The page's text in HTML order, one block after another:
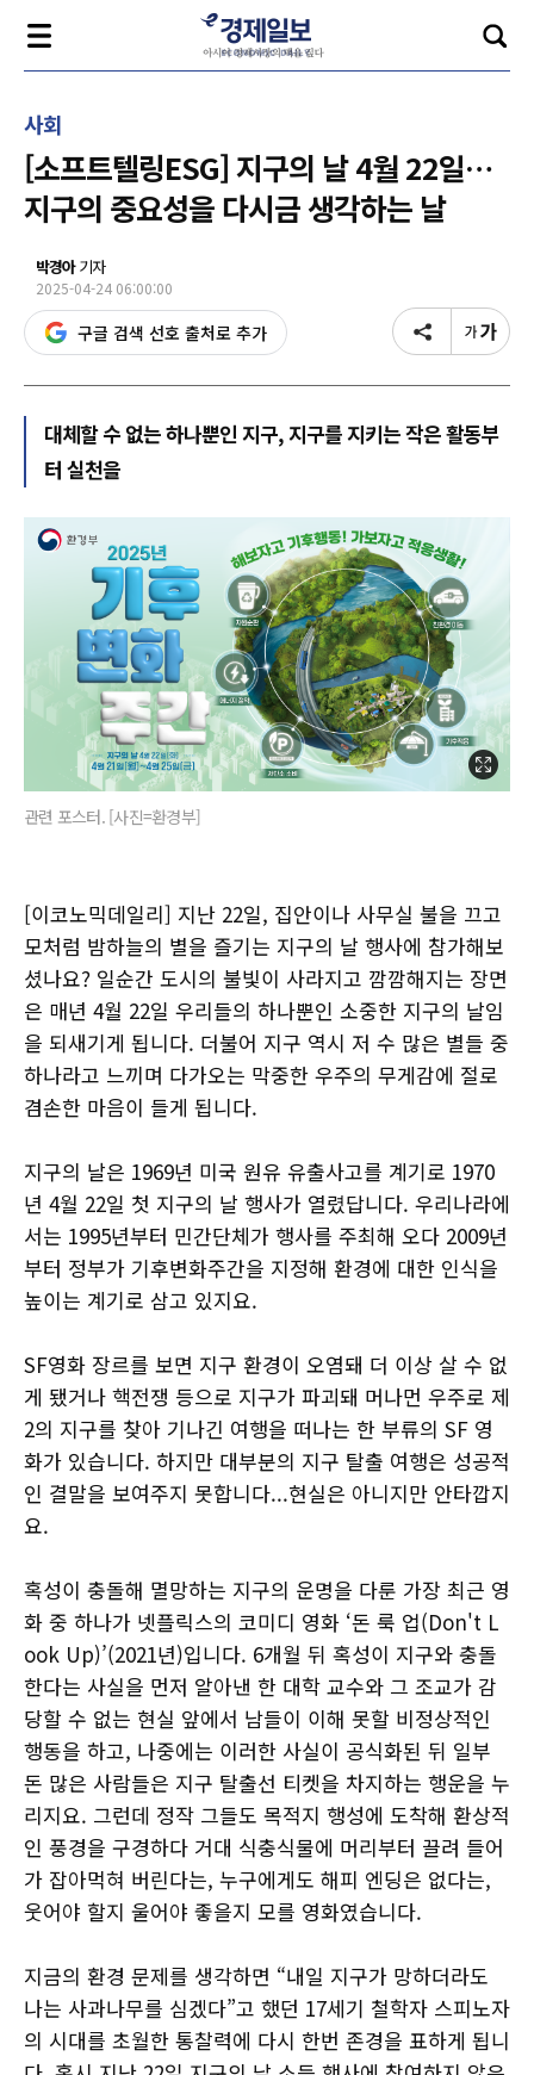
사회
[소프트텔링ESG] 지구의 날 4월 22일…
지구의 중요성을 다시금 생각하는 날
박경아기자
2025-04-24 06:00:00
구글 검색 선호 출처로 추가
대체할 수 없는 하나뿐인 지구, 지구를 지키는 작은 활동부
터 실천을
관련 포스터. [사진=환경부]
[이코노믹데일리] 지난 22일, 집안이나 사무실 불을 끄고
모처럼 밤하늘의 별을 즐기는 지구의 날 행사에 참가해보
셨나요? 일순간 도시의 불빛이 사라지고 깜깜해지는 장면
은 매년 4월 22일 우리들의 하나뿐인 소중한 지구의 날임
을 되새기게 됩니다. 더불어 지구 역시 저 수 많은 별들 중
하나라고 느끼며 다가오는 막중한 우주의 무게감에 절로
겸손한 마음이 들게 됩니다.
지구의 날은 1969년 미국 원유 유출사고를 계기로 1970
년 4월 22일 첫 지구의 날 행사가 열렸답니다. 우리나라에
서는 1995년부터 민간단체가 행사를 주최해 오다 2009년
부터 정부가 기후변화주간을 지정해 환경에 대한 인식을
높이는 계기로 삼고 있지요.
SF영화 장르를 보면 지구 환경이 오염돼 더 이상 살 수 없
게 됐거나 핵전쟁 등으로 지구가 파괴돼 머나먼 우주로 제
2의 지구를 찾아 기나긴 여행을 떠나는 한 부류의 SF 영
화가 있습니다. 하지만 대부분의 지구 탈출 여행은 성공적
인 결말을 보여주지 못합니다...현실은 아니지만 안타깝지
요.
혹성이 충돌해 멸망하는 지구의 운명을 다룬 가장 최근 영
화 중 하나가 넷플릭스의 코미디 영화 ‘돈 룩 업(Don't L
ook Up)’(2021년)입니다. 6개월 뒤 혹성이 지구와 충돌
한다는 사실을 먼저 알아낸 한 대학 교수와 그 조교가 감
당할 수 없는 현실 앞에서 남들이 이해 못할 비정상적인
행동을 하고, 나중에는 이러한 사실이 공식화된 뒤 일부
돈 많은 사람들은 지구 탈출선 티켓을 차지하는 행운을 누
리지요. 그런데 정작 그들도 목적지 행성에 도착해 환상적
인 풍경을 구경하다 거대 식충식물에 머리부터 끌려 들어
가 잡아먹혀 버린다는, 누구에게도 해피 엔딩은 없다는,
웃어야 할지 울어야 좋을지 모를 영화였습니다.
지금의 환경 문제를 생각하면 “내일 지구가 망하더라도
나는 사과나무를 심겠다”고 했던 17세기 철학자 스피노자
의 시대를 초월한 통찰력에 다시 한번 존경을 표하게 됩니